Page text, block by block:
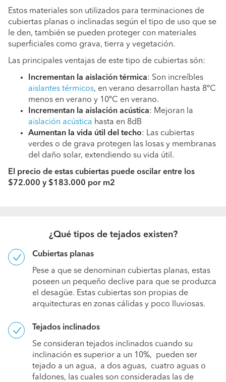
Estos materiales son utilizados para terminaciones de
cubiertas planas o inclinadas según el tipo de uso que se
le den, también se pueden proteger con materiales
superficiales como grava, tierra y vegetación.
Las principales ventajas de este tipo de cubiertas són:
Incrementan la aislación térmica: Son increíbles
aislantes térmicos, en verano desarrollan hasta 8ºC
menos en verano y 10ºC en verano.
Incrementan la aislación acústica: Mejoran la
aislación acústica hasta en 8dB
Aumentan la vida útil del techo: Las cubiertas
verdes o de grava protegen las losas y membranas
del daño solar, extendiendo su vida útil.
El precio de estas cubiertas puede oscilar entre los
$72.000 y $183.000 por m2
¿Qué tipos de tejados existen?
Cubiertas planas
Pese a que se denominan cubiertas planas, estas
poseen un pequeño declive para que se produzca
el desagüe. Estas cubiertas son propias de
arquitecturas en zonas cálidas y poco lluviosas.
Tejados inclinados
Se consideran tejados inclinados cuando su
inclinación es superior a un 10%, pueden ser
tejado a un agua, a dos aguas, cuatro aguas o
faldones, las cuales son consideradas las de